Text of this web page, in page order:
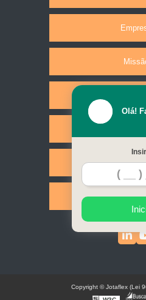
Mapa
Olá!
Copyright © Jotaflex (Lei